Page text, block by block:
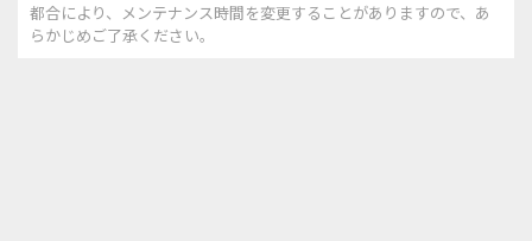
都合により、メンテナンス時間を変更することがありますので、あ
らかじめご了承ください。